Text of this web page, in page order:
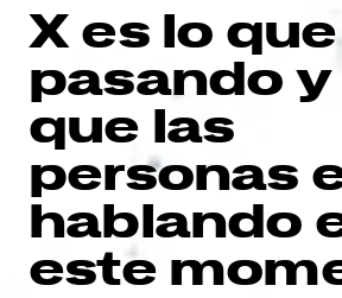
X es lo
pasando y
que las
personas
hablando
este